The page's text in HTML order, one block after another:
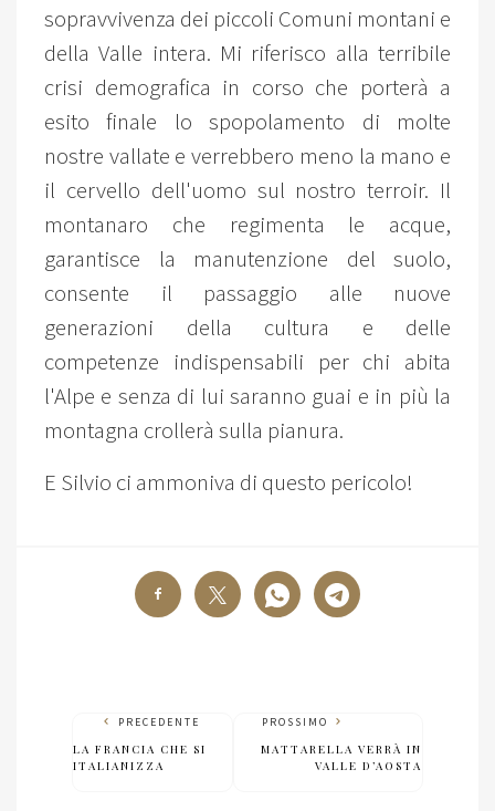
sopravvivenza dei piccoli Comuni montani e
della Valle intera. Mi riferisco alla terribile
crisi demografica in corso che porterà a
esito finale lo spopolamento di molte
nostre vallate e verrebbero meno la mano e
il cervello dell'uomo sul nostro terroir. Il
montanaro che regimenta le acque,
garantisce la manutenzione del suolo,
consente il passaggio alle nuove
generazioni della cultura e delle
competenze indispensabili per chi abita
l'Alpe e senza di lui saranno guai e in più la
montagna crollerà sulla pianura.
E Silvio ci ammoniva di questo pericolo!
PRECEDENTE
LA FRANCIA CHE SI
ITALIANIZZA
PROSSIMO
MATTARELLA VERRÀ IN
VALLE D’AOSTA